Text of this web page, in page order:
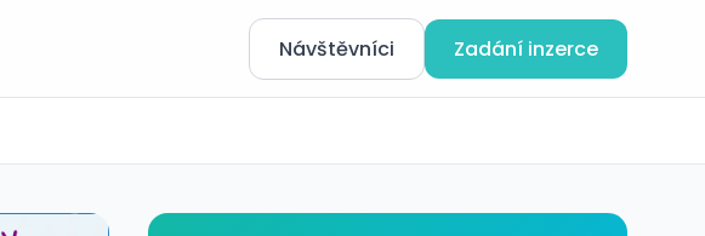
Návštěvníci Zadání inzerce